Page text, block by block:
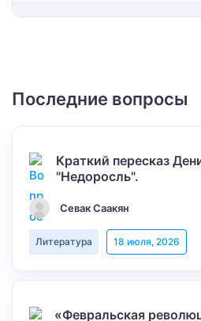
Последние вопросы
Краткий пересказ
"Недоросль".
Севак Саакян
Литература 18 июля, 2026
«Февральская